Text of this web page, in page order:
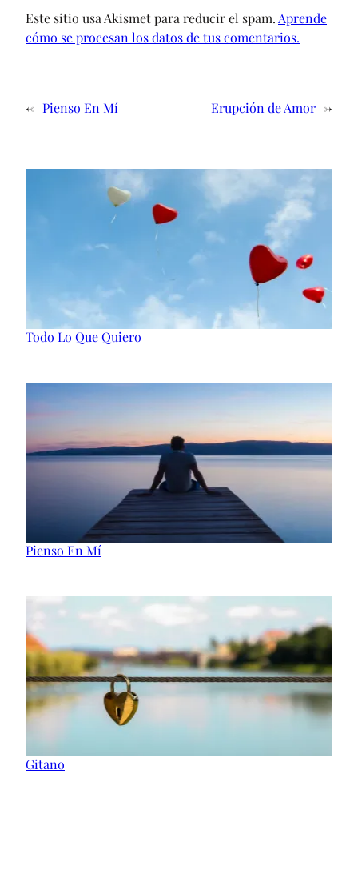
Este sitio usa Akismet para reducir el spam. Aprende
cómo se procesan los datos de tus comentarios.
← Pienso En Mí Erupción de Amor →
Todo Lo Que Quiero
Pienso En Mí
Gitano